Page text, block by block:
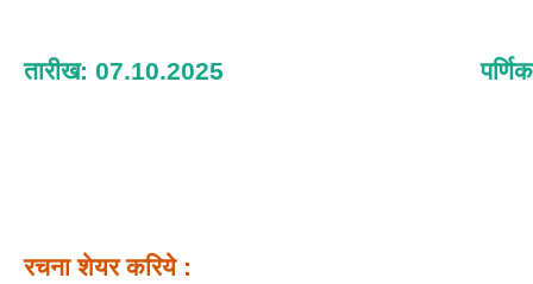
तारीख: 07.10.2025
रचना शेयर करिये :